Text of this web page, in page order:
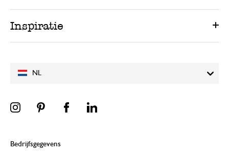
NL
Inspiratie
Bedrijfsgegevens